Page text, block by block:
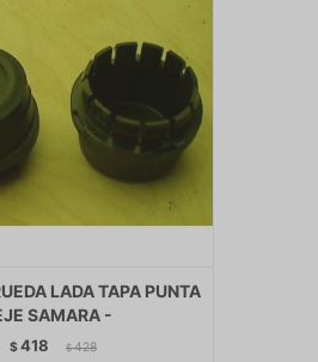
LADA TAPA PUNTA
SAMARA -
$418 $ 428